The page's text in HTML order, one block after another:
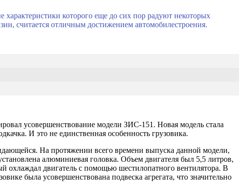
характеристики которого еще до сих пор радуют некоторых
считается отличным достижением автомобилестроения.
усовершенствование модели ЗИС-151. Новая модель стала
И это не единственная особенность грузовика.
На протяжении всего времени выпуска данной модели,
алюминиевая головка. Объем двигателя был 5,5 литров,
охлаждал двигатель с помощью шестилопатного вентилятора. В
была усовершенствована подвеска агрегата, что значительно